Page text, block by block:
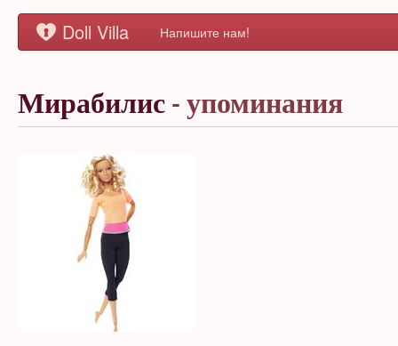
Doll Villa Напишите нам!
Мирабилис - упоминания